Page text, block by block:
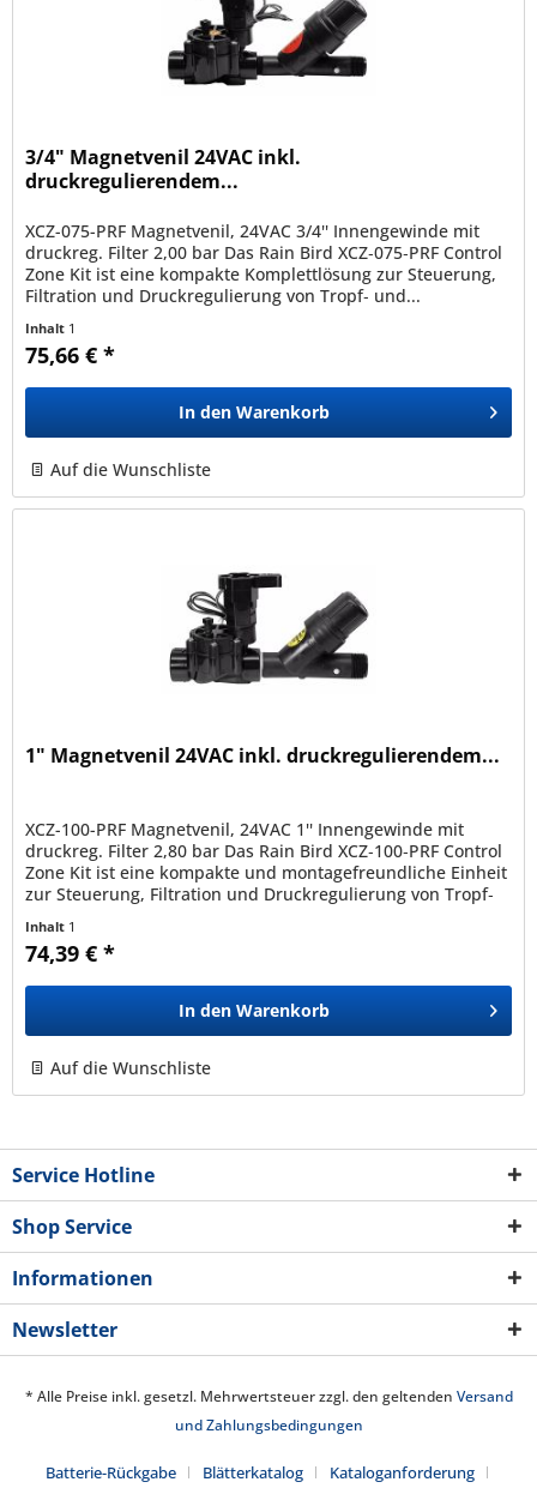
3/4" Magnetvenil 24VAC inkl.
druckregulierendem...
XCZ-075-PRF Magnetvenil, 24VAC 3/4'' Innengewinde mit
druckreg. Filter 2,00 bar Das Rain Bird XCZ‑075‑PRF Control
Zone Kit ist eine kompakte Komplettlösung zur Steuerung,
Filtration und Druckregulierung von Tropf‑ und...
Inhalt 1
75,66 € *
In den Warenkorb
Auf die Wunschliste
1" Magnetvenil 24VAC inkl. druckregulierendem...
XCZ-100-PRF Magnetvenil, 24VAC 1'' Innengewinde mit
druckreg. Filter 2,80 bar Das Rain Bird XCZ‑100‑PRF Control
Zone Kit ist eine kompakte und montagefreundliche Einheit
zur Steuerung, Filtration und Druckregulierung von Tropf‑
Inhalt 1
74,39 € *
In den Warenkorb
Auf die Wunschliste
Service Hotline
Shop Service
Informationen
Newsletter
* Alle Preise inkl. gesetzl. Mehrwertsteuer zzgl. den geltenden Versand
und Zahlungsbedingungen
Batterie-Rückgabe Blätterkatalog Kataloganforderung